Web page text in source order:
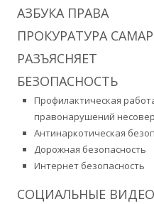
АЗБУКА ПРАВА
ПРОКУРАТУРА
РАЗЪЯСНЯЕТ
БЕЗОПАСНОСТЬ
Профилактическая
правонарушений
Антинаркотическая
Дорожная безопасность
Интернет безопасность
СОЦИАЛЬНЫЕ